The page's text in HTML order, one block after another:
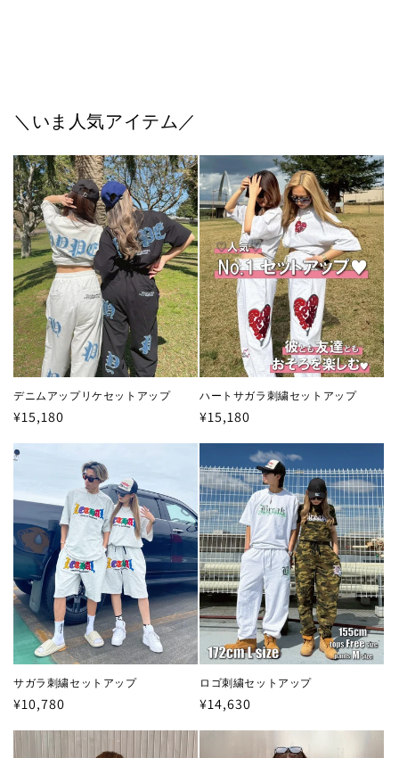
名前 *
必須
Eメールアドレス *
必須
＼いま人気アイテム／
デニムアップリケセットアップ
通
価
¥15,180
ハートサガラ刺繍セットアップ
通
格
¥15,180
サガラ刺繍セットアップ
通
常
¥10,780
ロゴ刺繍セットアップ
通
常
¥14,630